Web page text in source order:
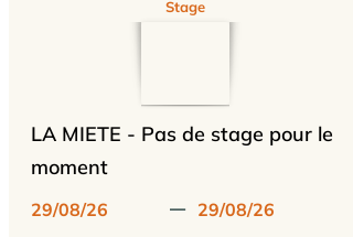
Stage
LA MIETE - Pas de stage pour le
moment
29/08/26 — 29/08/26